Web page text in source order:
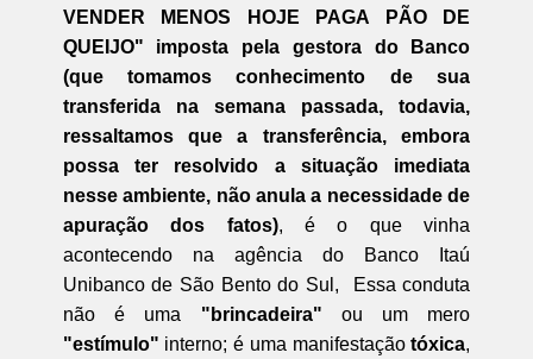
VENDER MENOS HOJE PAGA PÃO DE
QUEIJO" imposta pela gestora do Banco
(que tomamos conhecimento de sua
transferida na semana passada, todavia,
ressaltamos que a transferência, embora
possa ter resolvido a situação imediata
nesse ambiente, não anula a necessidade de
apuração dos fatos), é o que vinha
acontecendo na agência do Banco Itaú
Unibanco de São Bento do Sul, Essa conduta
não é uma "brincadeira" ou um mero
"estímulo" interno; é uma manifestaçãotóxica,